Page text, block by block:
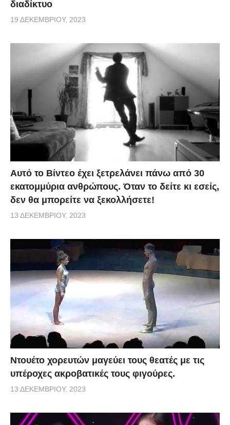
διαδίκτυο
19 ΔΕΚΕΜΒΡΊΟΥ, 2023
Αυτό το Βίντεο έχει ξετρελάνει πάνω από 30
εκατομμύρια ανθρώπους. Όταν το δείτε κι εσείς,
δεν θα μπορείτε να ξεκολλήσετε!
13 ΔΕΚΕΜΒΡΊΟΥ, 2023
Ντουέτο χορευτών μαγεύει τους θεατές με τις
υπέροχες ακροβατικές τους φιγούρες.
13 ΔΕΚΕΜΒΡΊΟΥ, 2023